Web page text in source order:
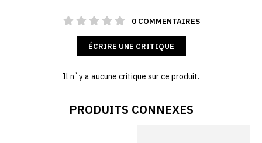
0 COMMENTAIRES
ÉCRIRE UNE CRITIQUE
Il n`y a aucune critique sur ce produit.
PRODUITS CONNEXES